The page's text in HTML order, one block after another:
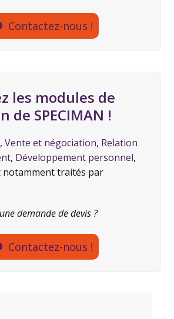
Contactez-nous !
les modules de
de SPECIMAN !
,Vente et négociation, Relation
, Développement personnel,
notamment traités par
demande de devis ?
Contactez-nous !